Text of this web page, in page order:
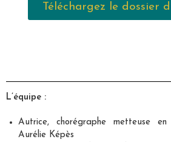
Téléchargez le dossier
L’équipe :
Autrice, chorégraphe metteuse
Aurélie Képès